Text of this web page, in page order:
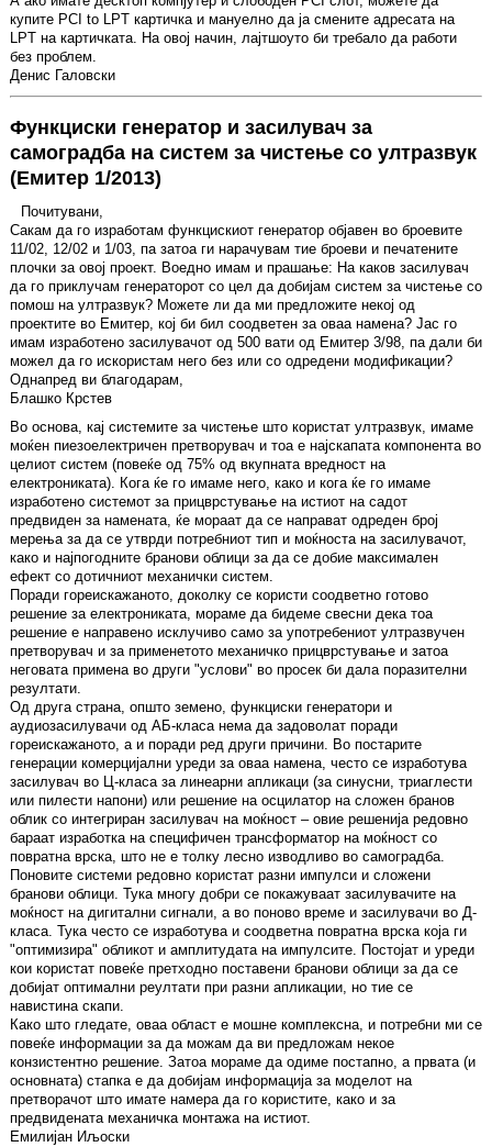
купите PCI to LPT картичка и мануелно да ја смените адресата на
LPT на картичката. На овој начин, лајтшоуто би требало да работи
без проблем.
Денис Галовски
Функциски генератор и засилувач за
самоградба на систем за чистење со ултразвук
(Емитер 1/2013)
Почитувани,
Сакам да го изработам функцискиот генератор објавен во броевите
11/02, 12/02 и 1/03, па затоа ги нарачувам тие броеви и печатените
плочки за овој проект. Воедно имам и прашање: На каков засилувач
да го приклучам генераторот со цел да добијам систем за чистење со
помош на ултразвук? Можете ли да ми предложите некој од
проектите во Емитер, кој би бил соодветен за оваа намена? Јас го
имам изработено засилувачот од 500 вати од Емитер 3/98, па дали би
можел да го искористам него без или со одредени модификации?
Однапред ви благодарам,
Блашко Крстев
Во основа, кај системите за чистење што користат ултразвук, имаме
моќен пиезоелектричен претворувач и тоа е најскапата компонента во
целиот систем (повеќе од 75% од вкупната вредност на
електрониката). Кога ќе го имаме него, како и кога ќе го имаме
изработено системот за прицврстување на истиот на садот
предвиден за намената, ќе мораат да се направат одреден број
мерења за да се утврди потребниот тип и моќноста на засилувачот,
како и најпогодните бранови облици за да се добие максимален
ефект со дотичниот механички систем.
Поради гореискажаното, доколку се користи соодветно готово
решение за електрониката, мораме да бидеме свесни дека тоа
решение е направено исклучиво само за употребениот ултразвучен
претворувач и за применетото механичко прицврстување и затоа
неговата примена во други "услови" во просек би дала поразителни
резултати.
Од друга страна, општо земено, функциски генератори и
аудиозасилувачи од АБ-класа нема да задоволат поради
гореискажаното, а и поради ред други причини. Во постарите
генерации комерцијални уреди за оваа намена, често се изработува
засилувач во Ц-класа за линеарни апликаци (за синусни, триаглести
или пилести напони) или решение на осцилатор на сложен бранов
облик со интегриран засилувач на моќност – овие решенија редовно
бараат изработка на специфичен трансформатор на моќност со
повратна врска, што не е толку лесно изводливо во самоградба.
Поновите системи редовно користат разни импулси и сложени
бранови облици. Тука многу добри се покажуваат засилувачите на
моќност на дигитални сигнали, а во поново време и засилувачи во Д-
класа. Тука често се изработува и соодветна повратна врска која ги
"оптимизира" обликот и амплитудата на импулсите. Постојат и уреди
кои користат повеќе претходно поставени бранови облици за да се
добијат оптимални реултати при разни апликации, но тие се
навистина скапи.
Како што гледате, оваа област е мошне комплексна, и потребни ми се
повеќе информации за да можам да ви предложам некое
конзистентно решение. Затоа мораме да одиме постапно, а првата (и
основната) стапка е да добијам информација за моделот на
претворачот што имате намера да го користите, како и за
предвидената механичка монтажа на истиот.
Емилијан Иљоски